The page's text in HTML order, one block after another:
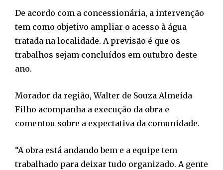
De acordo com a concessionária, a intervenção
tem como objetivo ampliar o acesso à água
tratada na localidade. A previsão é que os
trabalhos sejam concluídos em outubro deste
ano.
Morador da região, Walter de Souza Almeida
Filho acompanha a execução da obra e
comentou sobre a expectativa da comunidade.
“A obra está andando bem e a equipe tem
trabalhado para deixar tudo organizado. A gente